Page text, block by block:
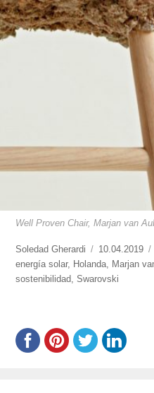
Well Proven Chair, Marjan van
https://www.experimenta.es/
gherardi/
Soledad Gherardi
Publicado
el
10.04.2019
energía solar, Holanda, Marjan
sostenibilidad,Swarovski